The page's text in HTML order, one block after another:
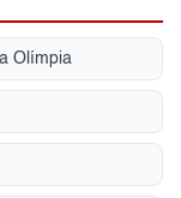
Olímpia